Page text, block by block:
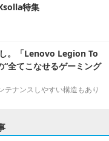
特集
。「Lenovo Legion To
全てこなせるゲーミング
テナンスしやすい構造もあり